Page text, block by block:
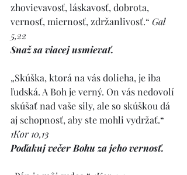
zhovievavosť, láskavosť, dobrota,
vernosť, miernosť, zdržanlivosť.“ Gal
5,22
Snaž sa viacej usmievať.
„Skúška, ktorá na vás dolieha, je iba
ľudská. A Boh je verný. On vás nedovolí
skúšať nad vaše sily, ale so skúškou dá
aj schopnosť, aby ste mohli vydržať.“
1Kor 10,13
Poďakuj večer Bohu za jeho vernosť.